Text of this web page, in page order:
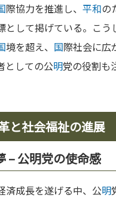
際協力を推進し、平和の
として掲げている。こう
境を超え、 国際社会に広
としての公明党の役割も
と社会福祉の進展
– 公明党の使命感
済成長を遂げる中、公明